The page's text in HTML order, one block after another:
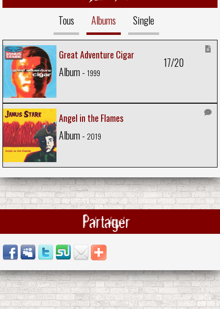
Tous Albums Single
Great Adventure Cigar
Album - 1999
17/20
Angel in the Flames
Album - 2019
Partager